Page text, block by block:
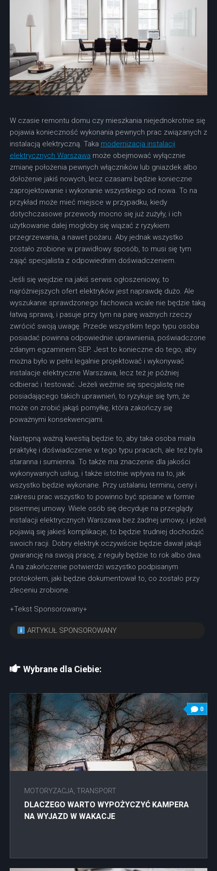
W czasie remontu domu czy mieszkania niejednokrotnie się
pojawia konieczność wykonania pewnych prac związanych z
instalacją elektryczną. Taka modernizacja instalacji
elektrycznych Warszawa może obejmować wyłącznie
zmianę położenia pewnych włączników lub gniazdek albo
dołożenie jakiś nowych, lecz czasami będzie konieczne
zaprojektowanie i wykonanie wszystkiego od nowa. To na
przykład może mieć miejsce w przypadku, kiedy
dotychczasowe przewody mocno się już zużyły, i ich
użytkowanie dalej mogłoby się wiązać z ryzykiem
przegrzewania, a nawet pożaru. Aby jednak wszystko
zostało zrobione w prawidłowy sposób, to musi się tym
zająć specjalista z odpowiednim doświadczeniem.
Jeśli się wejdzie na jakiś serwis ogłoszeniowy, to
najróżniejszych ofert elektryków jest naprawdę dużo. Ale
wyszukanie sprawdzonego fachowca wcale nie będzie taką
łatwą sprawą, i pasuje przy tym na parę ważnych rzeczy
zwrócić swoją uwagę. Przede wszystkim tego typu osoba
posiadać powinna odpowiednie uprawnienia, poświadczone
zdanym egzaminem SEP. Jest to konieczne do tego, aby
można było w pełni legalnie projektować i wykonywać
instalacje elektryczne Warszawa, lecz też je później
odbierać i testować. Jeżeli weźmie się specjalistę nie
posiadającego takich uprawnień, to ryzykuje się tym, że
może on zrobić jakąś pomyłkę, która zakończy się
poważnymi konsekwencjami.
Następną ważną kwestią będzie to, aby taka osoba miała
praktykę i doświadczenie w tego typu pracach, ale też była
staranna i sumienna. To także ma znaczenie dla jakości
wykonywanych usług, i także istotnie wpływa na to, jak
wszystko będzie wykonane. Przy ustalaniu terminu, ceny i
zakresu prac wszystko to powinno być spisane w formie
pisemnej umowy. Wiele osób się decyduje na przeglądy
instalacji elektrycznych Warszawa bez żadnej umowy, i jeżeli
pojawią się jakieś komplikacje, to będzie trudniej dochodzić
swoich racji. Dobry elektryk oczywiście będzie dawał jakąś
gwarancję na swoją pracę, z reguły będzie to rok albo dwa.
A na zakończenie potwierdzi wszystko podpisanym
protokołem, jaki będzie dokumentował to, co zostało przy
zleceniu zrobione.
+Tekst Sponsorowany+
ARTYKUŁ SPONSOROWANY
Wybrane dla Ciebie:
0
MOTORYZACJA, TRANSPORT
DLACZEGO WARTO WYPOŻYCZYĆ KAMPERA
NA WYJAZD W WAKACJE